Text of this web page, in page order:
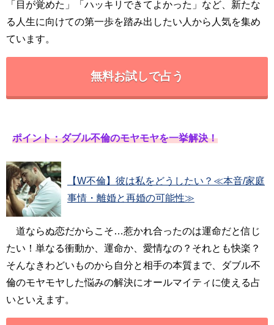
「目が覚めた」「ハッキリできてよかった」など、新たな
る人生に向けての第一歩を踏み出したい人から人気を集め
ています。
無料お試しで占う
ポイント：ダブル不倫のモヤモヤを一挙解決！
【W不倫】彼は私をどうしたい？≪本音/家庭
事情・離婚と再婚の可能性≫
道ならぬ恋だからこそ…惹かれ合ったのは運命だと信じ
たい！単なる衝動か、運命か、愛情なの？それとも快楽？
そんなきわどいものから自分と相手の本質まで、ダブル不
倫のモヤモヤした悩みの解決にオールマイティに使える占
いといえます。